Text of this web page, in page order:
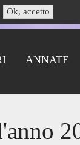
Ok, accetto
ANNATE